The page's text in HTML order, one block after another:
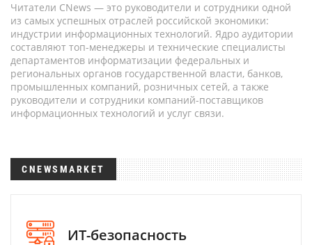
Читатели CNews — это руководители и сотрудники одной
из самых успешных отраслей российской экономики:
индустрии информационных технологий. Ядро аудитории
составляют топ-менеджеры и технические специалисты
департаментов информатизации федеральных и
региональных органов государственной власти, банков,
промышленных компаний, розничных сетей, а также
руководители и сотрудники компаний-поставщиков
информационных технологий и услуг связи.
CNEWSMARKET
ИТ-безопасность